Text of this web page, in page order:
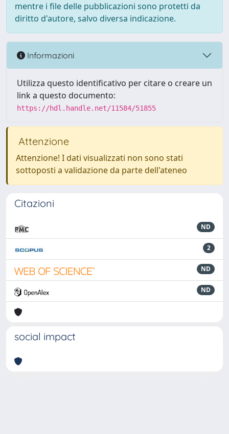
mentre i file delle pubblicazioni sono protetti da
diritto d'autore, salvo diversa indicazione.
Informazioni
Utilizza questo identificativo per citare o creare un
link a questo documento:
https://hdl.handle.net/11584/51855
Attenzione
Attenzione! I dati visualizzati non sono stati
sottoposti a validazione da parte dell'ateneo
Citazioni
ND
2
ND
ND
social impact